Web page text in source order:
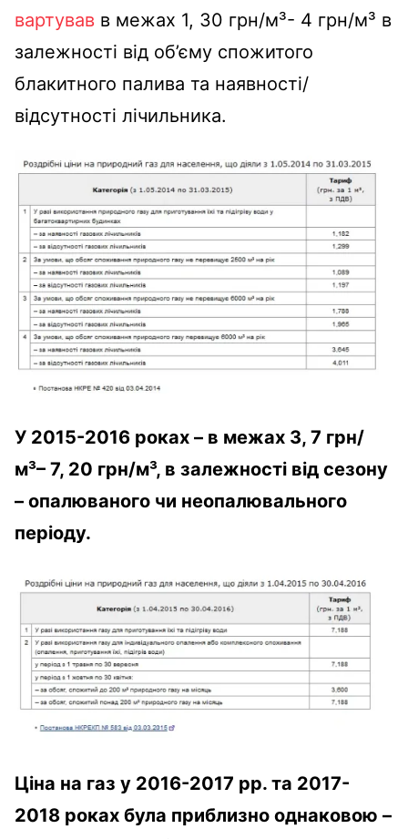
вартував в межах 1, 30 грн/м³- 4 грн/м³ в
залежності від об’єму спожитого
блакитного палива та наявності/
відсутності лічильника.
У 2015-2016 роках – в межах 3, 7 грн/
м³– 7, 20 грн/м³, в залежності від сезону
– опалюваного чи неопалювального
періоду.
Ціна на газ у 2016-2017 рр. та 2017-
2018 роках була приблизно однаковою –